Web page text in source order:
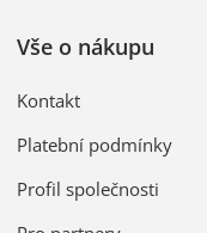
Vše o nákupu
Kontakt
Platební podmínky
Profil společnosti